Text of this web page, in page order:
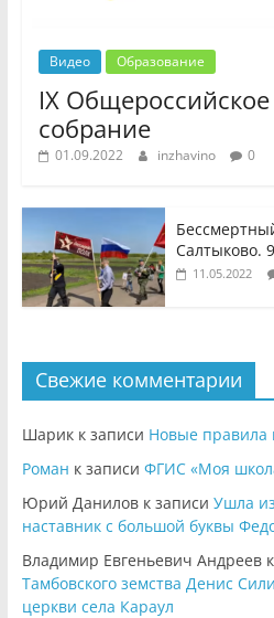
Видео Образование
IX
собрание
01.09.2022 inzhavino 0
Салтыково.
11.05.2022
Свежие комментарии
Шарикк записи Новые правила
Роман к записи ФГИС «Моя
Юрий Даниловк записи Ушла
наставник с большой буквы
Владимир Евгеньевич Андреев
Тамбовского земства Денис
церкви села Караул